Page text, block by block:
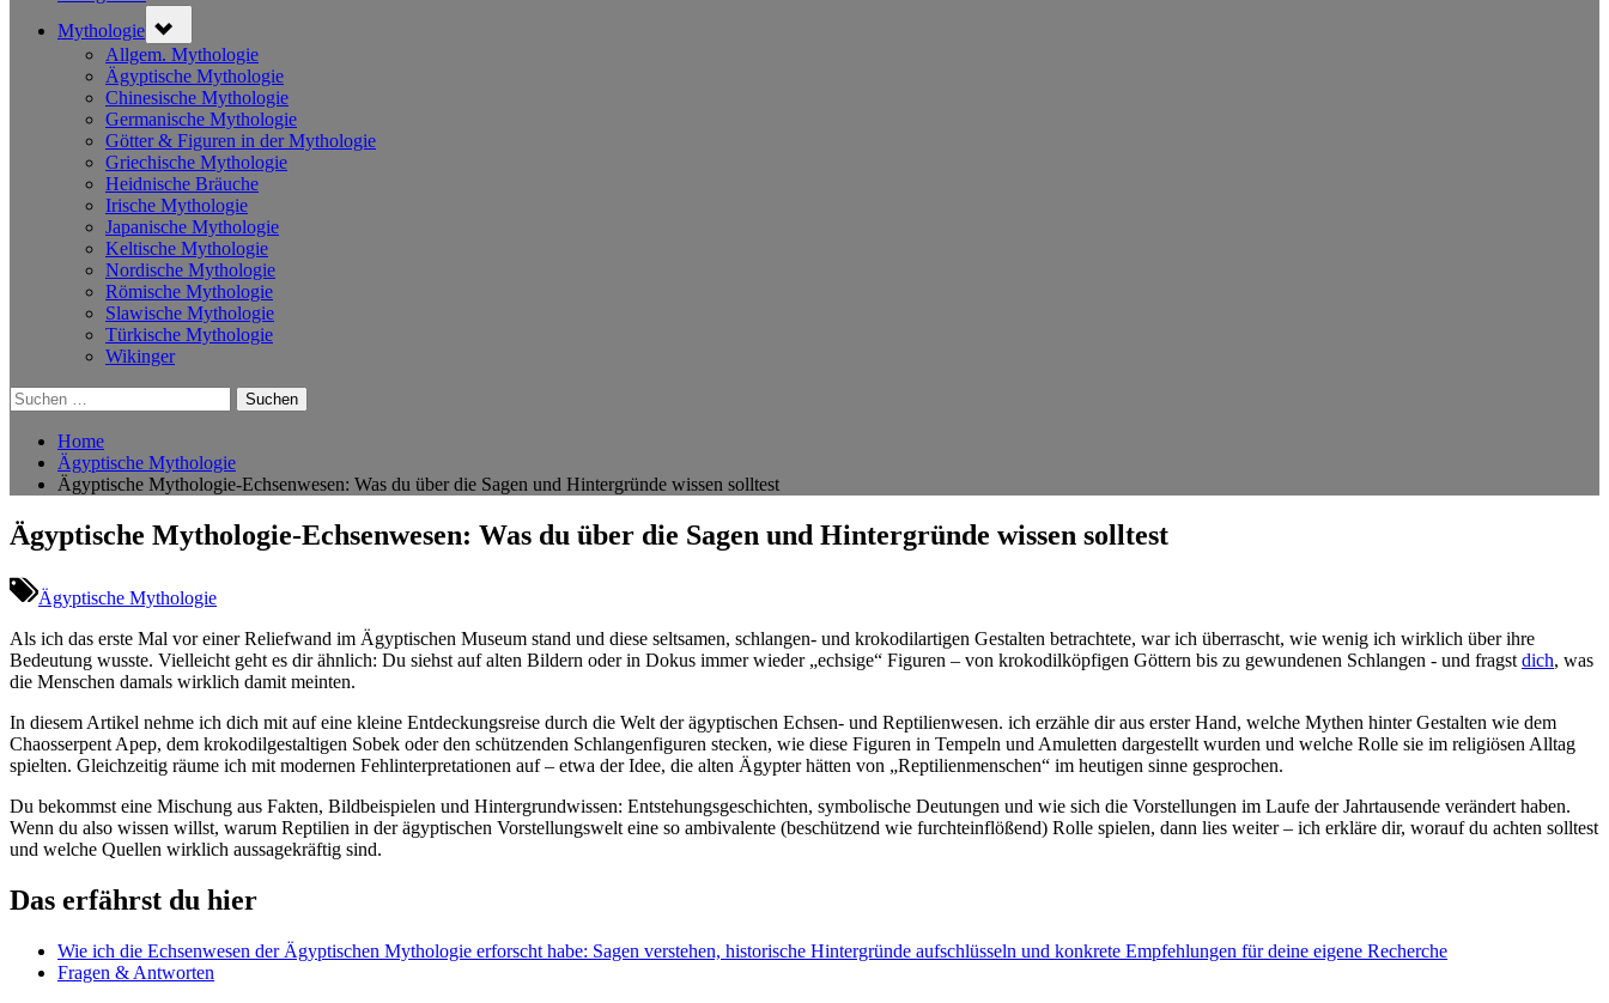
Mythologie sub-
menu
Allgem. Mythologie
Ägyptische Mythologie
Chinesische Mythologie
Germanische Mythologie
Götter & Figuren in der Mythologie
Griechische Mythologie
Heidnische Bräuche
Irische Mythologie
Japanische Mythologie
Keltische Mythologie
Nordische Mythologie
Römische Mythologie
Slawische Mythologie
Türkische Mythologie
Wikinger
Suchen
nach:
Home
Ägyptische Mythologie
Ägyptische Mythologie-Echsenwesen: Was du über die Sagen und Hintergründe wissen solltest
Ägyptische Mythologie-Echsenwesen: Was du über die Sagen und Hintergründe wissen solltest
Ägyptische Mythologie
Als ich das ⁤erste ​Mal ⁢vor⁤ einer Reliefwand im Ägyptischen Museum stand ⁤und diese seltsamen,‌ schlangen- und ⁢krokodilartigen Gestalten betrachtete, war ‌ich überrascht, wie wenig ich wirklich über‌ ihre
Bedeutung wusste. Vielleicht‍ geht es⁣ dir ähnlich:​ Du siehst auf alten Bildern oder ‍in Dokus immer ⁤wieder „echsige“ Figuren – von‌ krokodilköpfigen Göttern‌ bis zu gewundenen Schlangen ​-⁤ und fragst⁤ dich, ‍was
die Menschen damals wirklich‍ damit meinten.
In diesem Artikel nehme ich dich mit auf eine kleine Entdeckungsreise durch die Welt der⁣ ägyptischen Echsen-⁤ und⁢ Reptilienwesen. ich ⁣erzähle ‌dir ⁢aus erster Hand, welche Mythen hinter Gestalten wie dem
Chaosserpent Apep, dem krokodilgestaltigen Sobek oder den schützenden Schlangenfiguren stecken, wie diese Figuren in Tempeln und Amuletten dargestellt ⁣wurden ⁤und welche Rolle sie im‌ religiösen Alltag⁢
spielten. ‌Gleichzeitig‍ räume ich mit ​modernen Fehlinterpretationen auf – etwa der ⁣Idee, ​die alten Ägypter hätten von „Reptilienmenschen“ im⁤ heutigen⁣ sinne gesprochen.
Du bekommst ‍eine Mischung aus​ Fakten, Bildbeispielen und Hintergrundwissen: Entstehungsgeschichten, symbolische Deutungen und‌ wie sich die​ Vorstellungen im Laufe ⁤der⁤ Jahrtausende‌ verändert haben.
‌Wenn du also wissen ⁤willst,‍ warum ‌Reptilien in ⁤der ägyptischen ‍Vorstellungswelt eine so ambivalente (beschützend wie furchteinflößend) Rolle spielen, dann lies‌ weiter – ⁣ich⁣ erkläre ⁣dir, worauf du achten solltest
und welche Quellen wirklich aussagekräftig ‍sind.
Das erfährst du hier
Wie ‍ich die Echsenwesen⁤ der Ägyptischen Mythologie erforscht⁤ habe: Sagen verstehen, historische Hintergründe aufschlüsseln und konkrete Empfehlungen ⁢für deine‍ eigene Recherche
Fragen & Antworten